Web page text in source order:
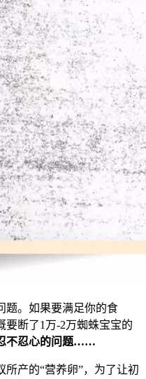
题。如果要满足你的食
断了1万-2万蜘蛛宝宝的
不忍心的问题……
产的“营养卵”，为了让初